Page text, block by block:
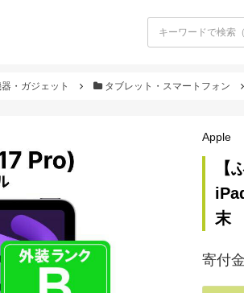
・ガジェット タブレット・スマートフォン
Apple
【
末
寄付